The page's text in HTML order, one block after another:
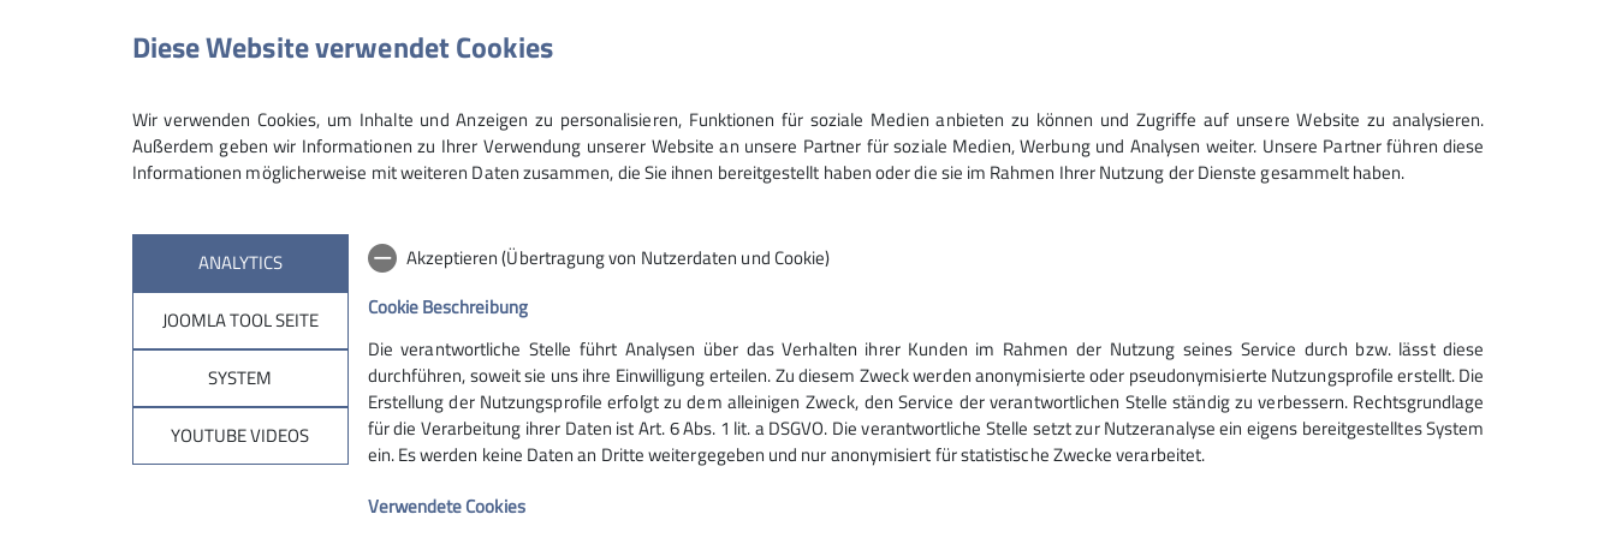
Partnersektionen
Sektion Mering
Services
Alpenvereinaktv - Tourenplaner
Sektion Geltendorf des
Deutschen Alpenvereins e.V.
Am Sportplatz 2
82269 Geltendorf
Diese Website verwendet Cookies
Wir verwenden Cookies, um Inhalte und Anzeigen zu personalisieren, Funktionen für soziale Medien anbieten zu können und Zugriffe auf unsere Website zu analysieren.
Außerdem geben wir Informationen zu Ihrer Verwendung unserer Website an unsere Partner für soziale Medien, Werbung und Analysen weiter. Unsere Partner führen diese
Informationen möglicherweise mit weiteren Daten zusammen, die Sie ihnen bereitgestellt haben oder die sie im Rahmen Ihrer Nutzung der Dienste gesammelt haben.
ANALYTICS
JOOMLA TOOL SEITE
SYSTEM
YOUTUBE VIDEOS
Akzeptieren (Übertragung von Nutzerdaten und Cookie)
Cookie Beschreibung
Die verantwortliche Stelle führt Analysen über das Verhalten ihrer Kunden im Rahmen der Nutzung seines Service durch bzw. lässt diese
durchführen, soweit sie uns ihre Einwilligung erteilen. Zu diesem Zweck werden anonymisierte oder pseudonymisierte Nutzungsprofile erstellt. Die
Erstellung der Nutzungsprofile erfolgt zu dem alleinigen Zweck, den Service der verantwortlichen Stelle ständig zu verbessern. Rechtsgrundlage
für die Verarbeitung ihrer Daten ist Art. 6 Abs. 1 lit. a DSGVO. Die verantwortliche Stelle setzt zur Nutzeranalyse ein eigens bereitgestelltes System
ein. Es werden keine Daten an Dritte weitergegeben und nur anonymisiert für statistische Zwecke verarbeitet.
Verwendete Cookies